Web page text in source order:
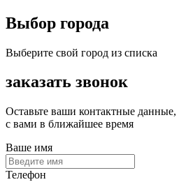
Выбор города
Выберите свой город из списка
заказать звонок
Оставьте ваши контактные
с вами в ближайшее время
Ваше имя
Телефон